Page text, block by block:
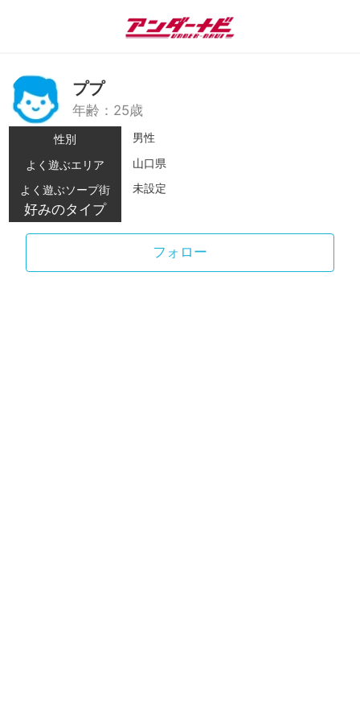
ププ
年齢：25歳
性別
男性
よく遊ぶエリア
山口県
よく遊ぶソープ街
未設定
好みのタイプ
フォロー